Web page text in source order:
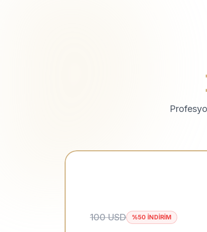
100 USD %50 İNDİRİM